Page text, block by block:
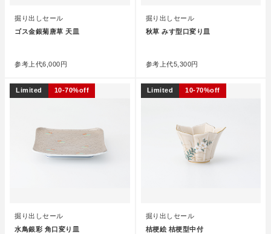
掘り出しセール
ゴス金銀菊唐草 天皿
参考上代6,000円
掘り出しセール
秋草 みす型口変り皿
参考上代5,300円
掘り出しセール
水鳥銀彩 角口変り皿
Limited 10-70%off
掘り出しセール
桔梗絵 桔梗型中付
Limited 10-70%off